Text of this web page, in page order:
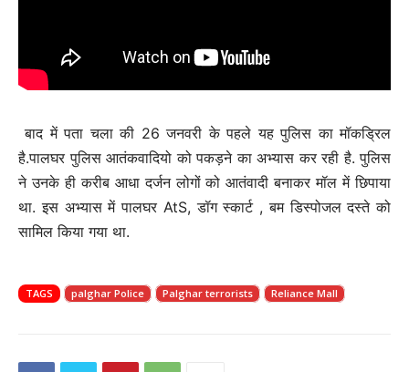
बाद में पता चला की 26 जनवरी के पहले यह पुलिस का मॉकड्रिल
है.पालघर पुलिस आतंकवादियो को पकड़ने का अभ्यास कर रही है. पुलिस
ने उनके ही करीब आधा दर्जन लोगों को आतंवादी बनाकर मॉल में छिपाया
था. इस अभ्यास में पालघर AtS, डॉग स्कार्ट , बम डिस्पोजल दस्ते को
सामिल किया गया था.
TAGS palghar Police Palghar terrorists Reliance Mall